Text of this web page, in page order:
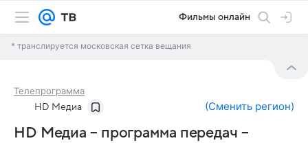
Фильмы онлайн
* транслируется московская сетка вещания
Телепрограмма
HD Медиа (Сменить регион)
HD Медиа – программа передач –